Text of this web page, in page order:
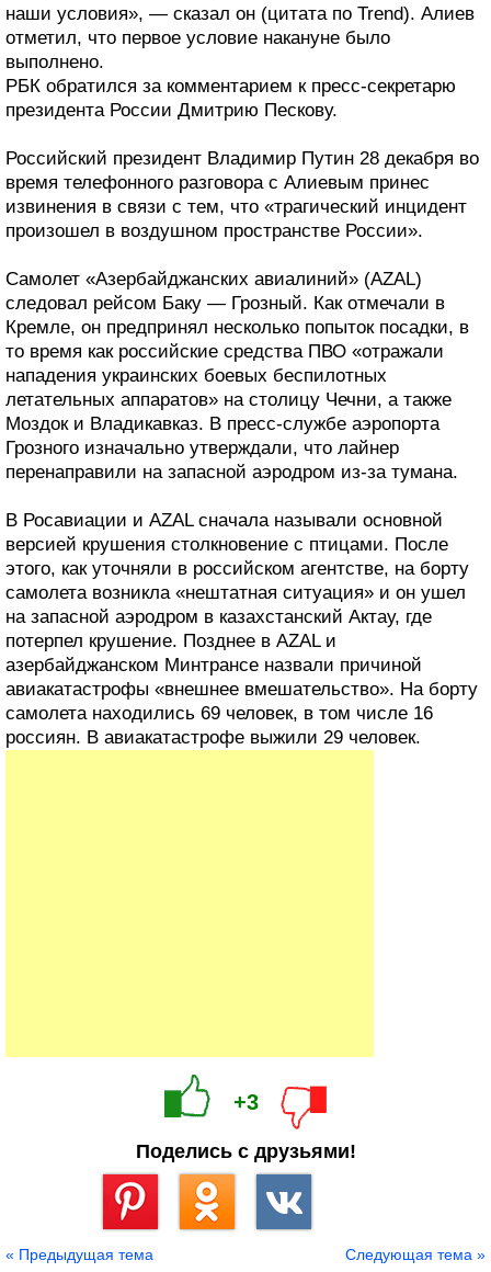
наши условия», — сказал он (цитата по Trend). Алиев
отметил, что первое условие накануне было
выполнено.
РБК обратился за комментарием к пресс-секретарю
президента России Дмитрию Пескову.
Российский президент Владимир Путин 28 декабря во
время телефонного разговора с Алиевым принес
извинения в связи с тем, что «трагический инцидент
произошел в воздушном пространстве России».
Самолет «Азербайджанских авиалиний» (AZAL)
следовал рейсом Баку — Грозный. Как отмечали в
Кремле, он предпринял несколько попыток посадки, в
то время как российские средства ПВО «отражали
нападения украинских боевых беспилотных
летательных аппаратов» на столицу Чечни, а также
Моздок и Владикавказ. В пресс-службе аэропорта
Грозного изначально утверждали, что лайнер
перенаправили на запасной аэродром из-за тумана.
В Росавиации и AZAL сначала называли основной
версией крушения столкновение с птицами. После
этого, как уточняли в российском агентстве, на борту
самолета возникла «нештатная ситуация» и он ушел
на запасной аэродром в казахстанский Актау, где
потерпел крушение. Позднее в AZAL и
азербайджанском Минтрансе назвали причиной
авиакатастрофы «внешнее вмешательство». На борту
самолета находились 69 человек, в том числе 16
россиян. В авиакатастрофе выжили 29 человек.
+3
Поделись с друзьями!
« Предыдущая тема Следующая тема »